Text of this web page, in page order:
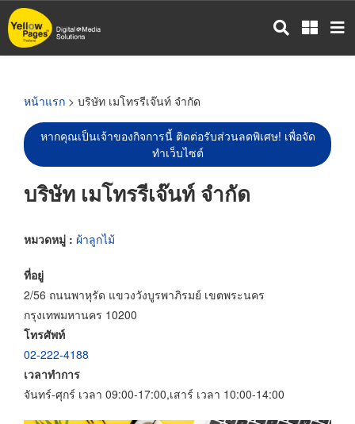
ข้าม
ไป
หน้าแรก > บริษัท เมโทรรีเจ๊นท์ จำกัด
หากคุณเป็นเจ้าของกิจการนี้ ติดต่อรับส่วนลดพิเศษ! เพื่อจัด
ทำเว็บไซต์
บริษัท เมโทรรีเจ๊นท์ จำกัด
หมวดหมู่ : ผ้าลูกไม้
ที่อยู่
2/56 ถนนพาหุรัด แขวงวังบูรพาภิรมย์ เขตพระนคร
กรุงเทพมหานคร 10200
โทรศัพท์
02-222-4188
เวลาทำการ
จันทร์-ศุกร์ เวลา 09:00-17:00,เสาร์ เวลา 10:00-14:00